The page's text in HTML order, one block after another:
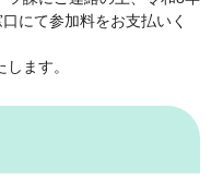
にて参加料をお支払いく
ます。